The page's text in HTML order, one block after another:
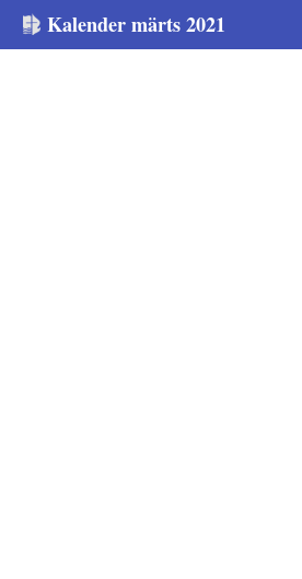
Kalender märts 2021